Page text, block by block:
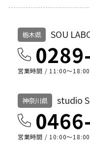
栃木県 SOU
営業時間 / 11:00～
神奈川県 studio
営業時間 / 10:00〜